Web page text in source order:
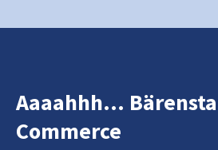
Aaaahhh...
Commerce